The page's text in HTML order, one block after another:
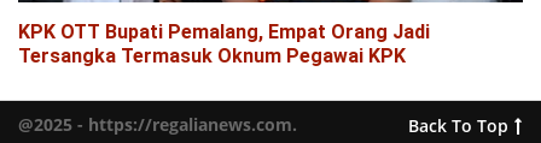
KPK OTT Bupati Pemalang, Empat Orang Jadi
Tersangka Termasuk Oknum Pegawai KPK
@2025 - https://regalianews.com. Back To Top